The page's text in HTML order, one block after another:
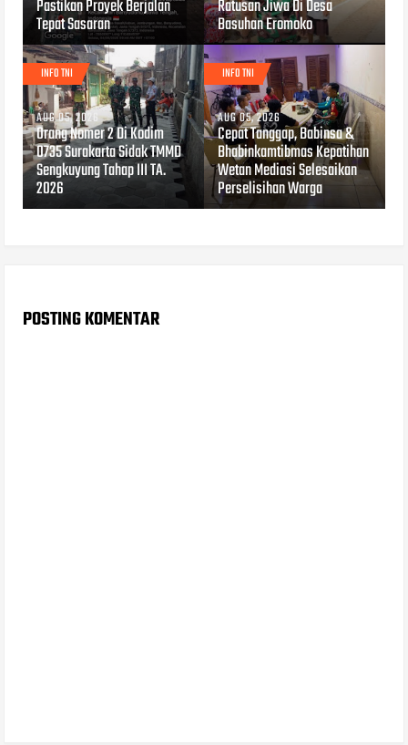
Pastikan Proyek Berjalan
Tepat Sasaran
Ratusan Jiwa Di Desa
Basuhan Eromoko
INFO TNI
AUG 05, 2026
Orang Nomer 2 Di Kodim
0735 Surakarta Sidak TMMD
Sengkuyung Tahap III TA.
2026
INFO TNI
AUG 05, 2026
Cepat Tanggap, Babinsa &
Bhabinkamtibmas Kepatihan
Wetan Mediasi Selesaikan
Perselisihan Warga
POSTING KOMENTAR